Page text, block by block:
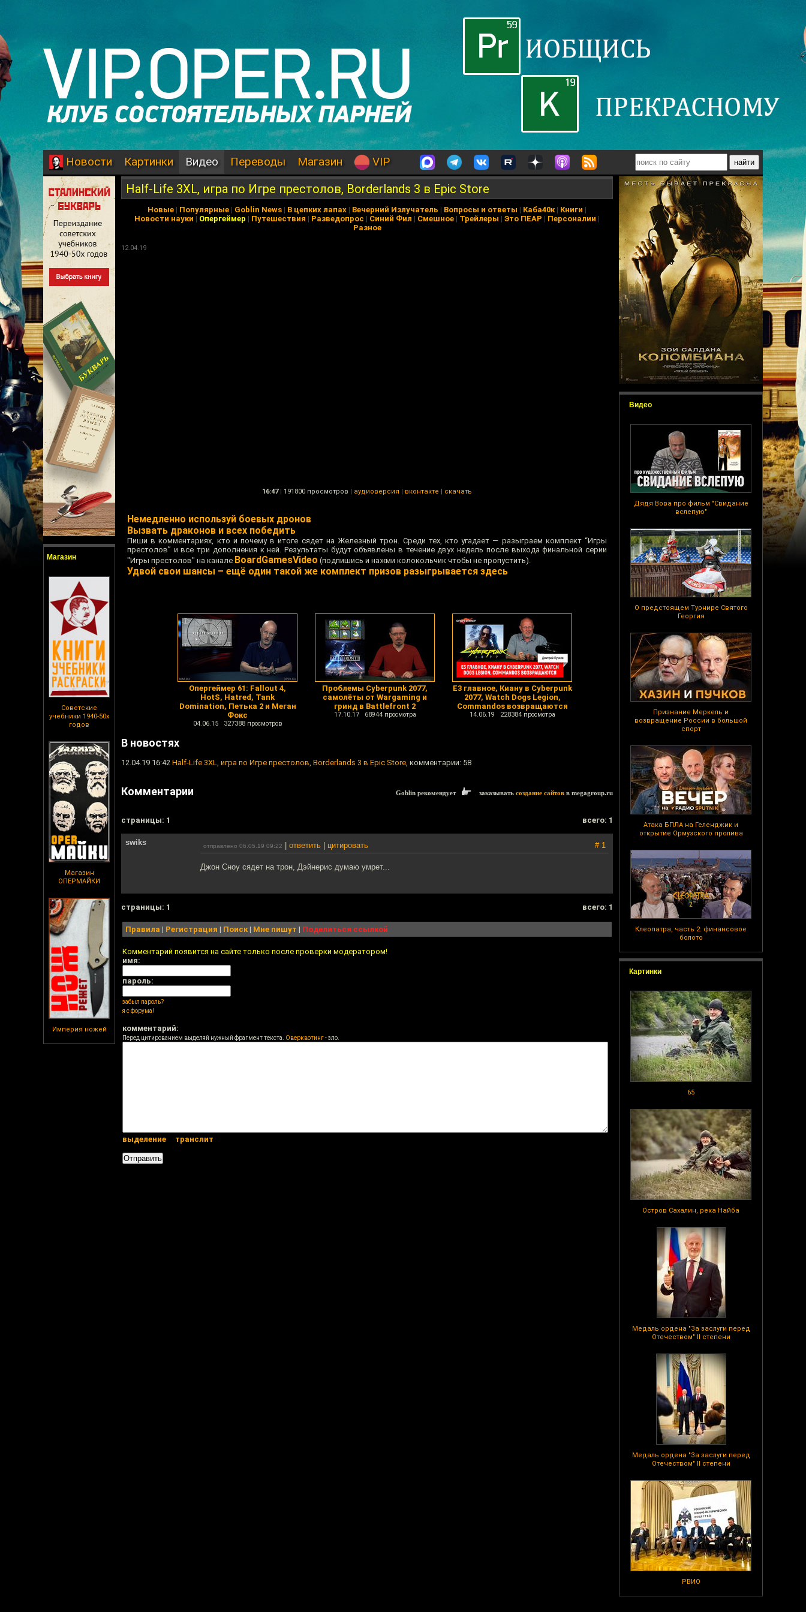
Новости Картинки Видео Переводы Магазин VIP
Магазин
Советские
учебники 1940-50х
годов
Магазин
ОПЕРМАЙКИ
Империя ножей
Видео
Дядя Вова про фильм "Свидание
вслепую"
О предстоящем Турнире Святого
Георгия
Признание Меркель и
возвращение России в большой
спорт
Атака БПЛА на Геленджик и
открытие Ормузского пролива
Клеопатра, часть 2: финансовое
болото
Картинки
65
Остров Сахалин, река Найба
Медаль ордена "За заслуги перед
Отечеством" II степени
Медаль ордена "За заслуги перед
Отечеством" II степени
РВИО
Half-Life 3XL, игра по Игре престолов, Borderlands 3 в Epic Store
Новые | Популярные | Goblin News | В цепких лапах | Вечерний Излучатель | Вопросы и ответы | Каба40к| Книги |
Новости науки | Опергеймер | Путешествия | Разведопрос | Синий Фил | Смешное | Трейлеры | Это ПЕАР | Персоналии |
Разное
12.04.19
16:47 | 191800 просмотров | аудиоверсия | вконтакте | скачать
Немедленно используй боевых дронов
Вызвать драконов и всех победить
Пиши в комментариях, кто и почему в итоге сядет на Железный трон. Среди тех, кто угадает — разыграем комплект “Игры
престолов” и все три дополнения к ней. Результаты будут объявлены в течение двух недель после выхода финальной серии
"Игры престолов" на канале BoardGamesVideo (подпишись и нажми колокольчик чтобы не пропустить).
Удвой свои шансы – ещё один такой же комплект призов разыгрывается здесь
Опергеймер 61: Fallout 4,
HotS, Hatred, Tank
Domination, Петька 2 и Меган
Фокс
04.06.15 327388 просмотров
Проблемы Cyberpunk 2077,
самолёты от Wargaming и
гринд в Battlefront 2
17.10.17 68944 просмотра
Е3 главное, Киану в Cyberpunk
2077, Watch Dogs Legion,
Commandos возвращаются
14.06.19 228384 просмотра
В новостях
12.04.19 16:42 Half-Life 3XL, игра по Игре престолов, Borderlands 3 в Epic Store, комментарии: 58
Комментарии Goblin рекомендует заказывать создание сайтов в megagroup.ru
cтраницы: 1 всего: 1
swiks отправлено 06.05.19 09:22 ответить цитировать # 1
Джон Сноу сядет на трон, Дэйнерис думаю умрет...
cтраницы: 1 всего: 1
Правила | Регистрация | Поиск| Мне пишут | Поделиться ссылкой
Комментарий появится на сайте только после проверки модератором!
имя:
пароль:
забыл пароль?
я с форума!
комментарий:
Перед цитированием выделяй нужный фрагмент текста. Оверквотинг- зло.
выделение транслит